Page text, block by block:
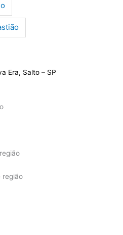
Era, Salto – SP
região